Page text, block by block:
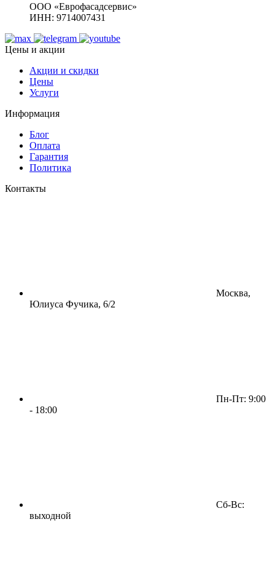
ООО «Еврофасадсервис»
ИНН: 9714007431
Цены и акции
Акции и скидки
Цены
Услуги
Информация
Блог
Оплата
Гарантия
Политика
Контакты
Москва,
Юлиуса Фучика, 6/2
Пн-Пт: 9:00
- 18:00
Сб-Вс:
выходной